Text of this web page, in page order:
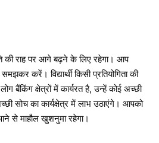
राह पर आगे बढ़ने के लिए रहेगा। आप
करें। विद्यार्थी किसी प्रतियोगिता की
बैंकिंग क्षेत्रों में कार्यरत है, उन्हें कोई अच्छी
सोच का कार्यक्षेत्र में लाभ उठाएंगे। आपको
से माहौल खुशनुमा रहेगा।